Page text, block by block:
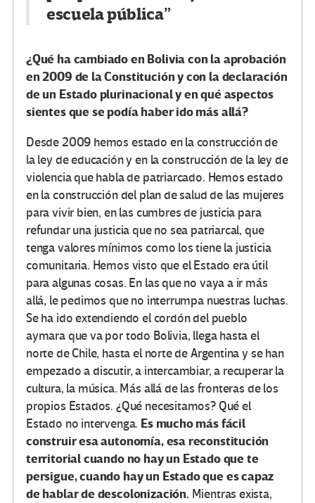
escuela pública”
¿Qué ha cambiado en Bolivia con la aprobación
en 2009 de la Constitución y con la declaración
de un Estado plurinacional y en qué aspectos
sientes que se podía haber ido más allá?
Desde 2009 hemos estado en la construcción de
la ley de educación y en la construcción de la ley de
violencia que habla de patriarcado. Hemos estado
en la construcción del plan de salud de las mujeres
para vivir bien, en las cumbres de justicia para
refundar una justicia que no sea patriarcal, que
tenga valores mínimos como los tiene la justicia
comunitaria. Hemos visto que el Estado era útil
para algunas cosas. En las que no vaya a ir más
allá, le pedimos que no interrumpa nuestras luchas.
Se ha ido extendiendo el cordón del pueblo
aymara que va por todo Bolivia, llega hasta el
norte de Chile, hasta el norte de Argentina y se han
empezado a discutir, a intercambiar, a recuperar la
cultura, la música. Más allá de las fronteras de los
propios Estados. ¿Qué necesitamos? Qué el
Estado no intervenga. Es mucho más fácil
construir esa autonomía, esa reconstitución
territorial cuando no hay un Estado que te
persigue, cuando hay un Estado que es capaz
de hablar de descolonización. Mientras exista,